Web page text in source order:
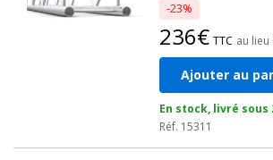
-23%
236€ TTC au lieu
Ajouter au
En stock, livré sous
Réf. 15311